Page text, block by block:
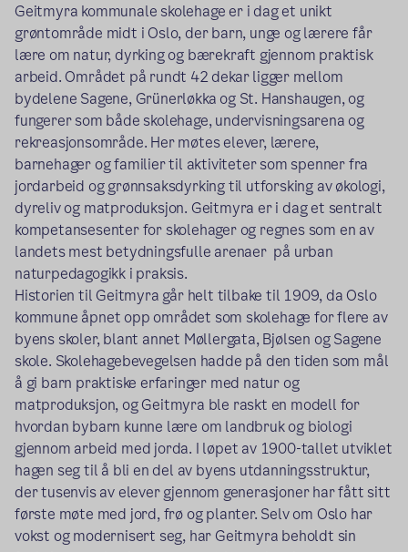
Geitmyra kommunale skolehage er i dag et unikt
grøntområde midt i Oslo, der barn, unge og lærere får
lære om natur, dyrking og bærekraft gjennom praktisk
arbeid. Området på rundt 42 dekar ligger mellom
bydelene Sagene, Grünerløkka og St. Hanshaugen, og
fungerer som både skolehage, undervisningsarena og
rekreasjonsområde. Her møtes elever, lærere,
barnehager og familier til aktiviteter som spenner fra
jordarbeid og grønnsaksdyrking til utforsking av økologi,
dyreliv og matproduksjon. Geitmyra er i dag et sentralt
kompetansesenter for skolehager og regnes som en av
landets mest betydningsfulle arenaer på urban
naturpedagogikk i praksis.
Historien til Geitmyra går helt tilbake til 1909, da Oslo
kommune åpnet opp området som skolehage for flere av
byens skoler, blant annet Møllergata, Bjølsen og Sagene
skole. Skolehagebevegelsen hadde på den tiden som mål
å gi barn praktiske erfaringer med natur og
matproduksjon, og Geitmyra ble raskt en modell for
hvordan bybarn kunne lære om landbruk og biologi
gjennom arbeid med jorda. I løpet av 1900-tallet utviklet
hagen seg til å bli en del av byens utdanningsstruktur,
der tusenvis av elever gjennom generasjoner har fått sitt
første møte med jord, frø og planter. Selv om Oslo har
vokst og modernisert seg, har Geitmyra beholdt sin